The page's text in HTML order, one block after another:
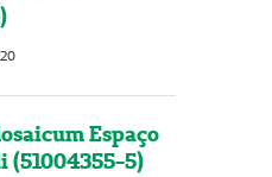
Espaço
5)